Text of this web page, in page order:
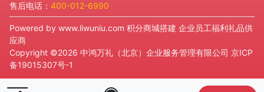
售后电话： 400-012-6990
Powered by www.liwuniu.com 积分商城搭建 企业员工福利礼品供
应商
Copyright ©2026 中鸿万礼（北京）企业服务管理有限公司 京ICP
备19015307号-1